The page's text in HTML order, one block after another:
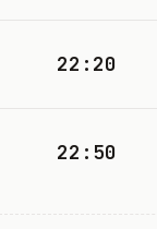
22:20
22:50